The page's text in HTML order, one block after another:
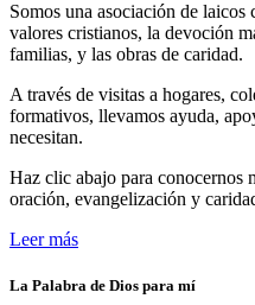
Somos una asociación de
valores cristianos, la devoción
familias, y las obras de caridad.
A través de visitas a hogares,
formativos, llevamos ayuda,
necesitan.
Haz clic abajo para conocernos
oración, evangelización y
Leer más
La Palabra de Dios para mí